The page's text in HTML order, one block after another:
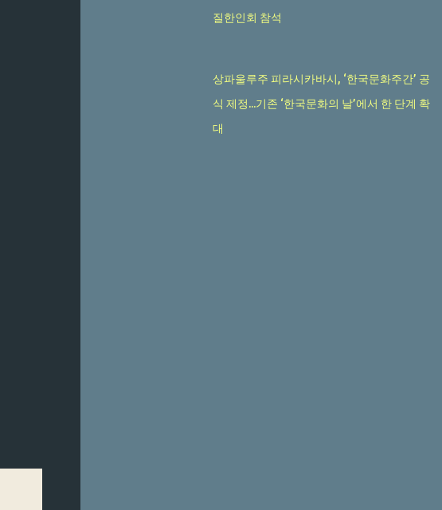
질한인회 참석
상파울루주 피라시카바시, ‘한국문화주간’ 공
식 제정...기존 ‘한국문화의 날’에서 한 단계 확
대